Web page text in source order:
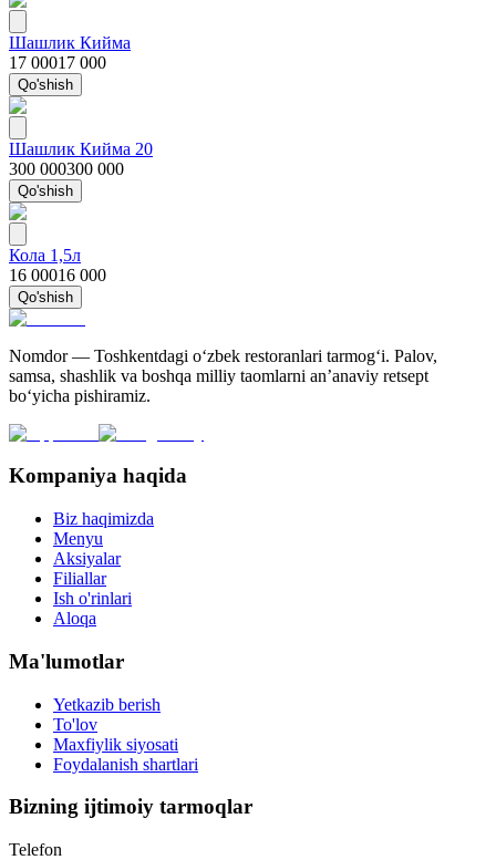
Шашлик Кийма
17 00017 000
Qo'shish
Шашлик Кийма 20
300 000300 000
Qo'shish
Кола 1,5л
16 00016 000
Qo'shish
Nomdor — Toshkentdagi oʻzbek restoranlari tarmogʻi. Palov,
samsa, shashlik va boshqa milliy taomlarni an’anaviy retsept
bo‘yicha pishiramiz.
Kompaniya haqida
Biz haqimizda
Menyu
Aksiyalar
Filiallar
Ish o'rinlari
Aloqa
Ma'lumotlar
Yetkazib berish
To'lov
Maxfiylik siyosati
Foydalanish shartlari
Bizning ijtimoiy tarmoqlar
Telefon